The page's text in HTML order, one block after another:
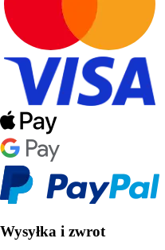
Wysyłka i zwrot